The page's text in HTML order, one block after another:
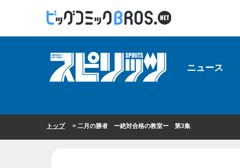
ニュース
トップ> 二月の勝者 ー絶対合格の教室ー 第3集